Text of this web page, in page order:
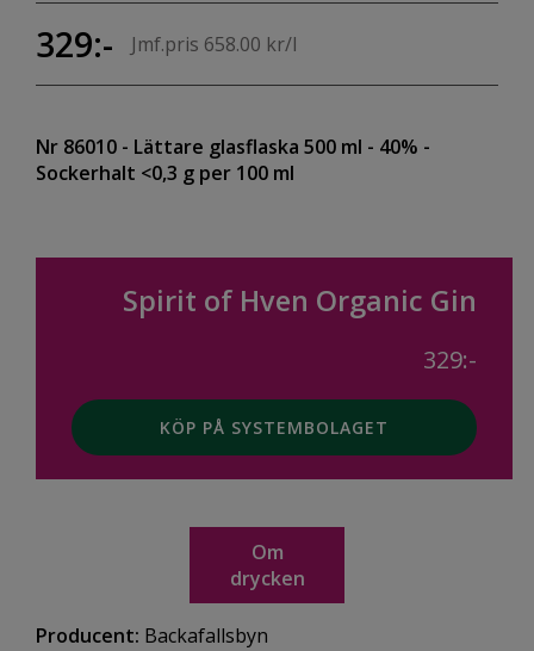
329:- Jmf.pris 658.00 kr/l
Nr 86010 - Lättare glasflaska 500 ml - 40% -
Sockerhalt <0,3 g per 100 ml
Spirit of Hven Organic Gin
329:-
KÖP PÅ SYSTEMBOLAGET
Om
drycken
Producent: Backafallsbyn